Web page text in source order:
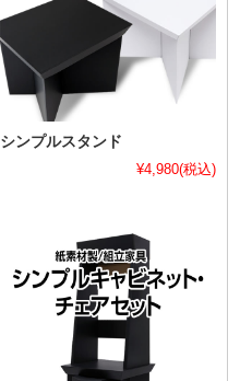
シンプルスタンド
¥4,980(税込)